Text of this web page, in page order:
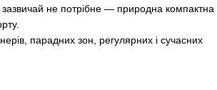
не потрібне — природна компактна
парадних зон, регулярних і сучасних